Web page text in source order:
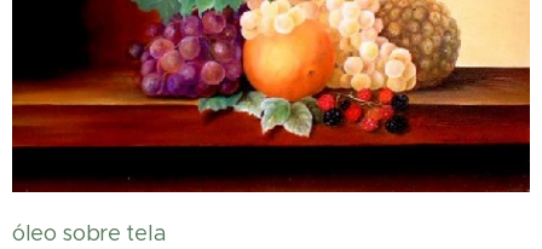
óleo sobre tela